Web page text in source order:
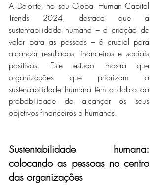
A Deloitte, no seu Global Human Capital
Trends 2024, destaca que a
sustentabilidade humana – a criação de
valor para as pessoas – é crucial para
alcançar resultados financeiros e sociais
positivos. Este estudo mostra que
organizações que priorizam a
sustentabilidade humana têm o dobro da
probabilidade de alcançar os seus
objetivos financeiros e humanos.
Sustentabilidade humana:
colocando as pessoas no centro
das organizações